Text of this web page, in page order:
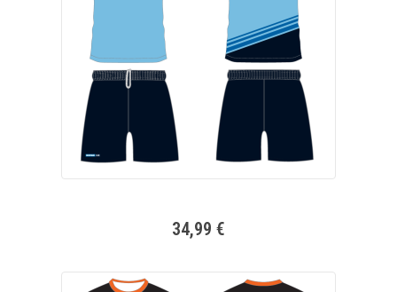
34,99 €